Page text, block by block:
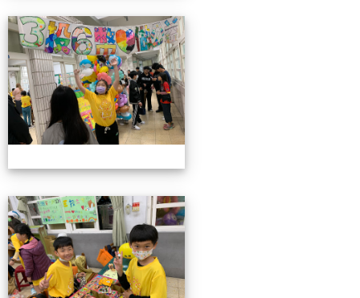
4/26親職教育日(中年級)